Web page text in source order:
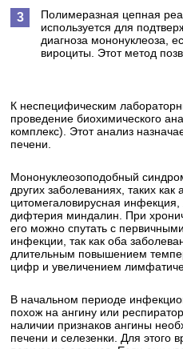
Полимеразная цепная
используется для
диагноза мононуклеоза,
вироциты. Этот метод
К неспецифическим
проведение биохимического
комплекс). Этот анализ
печени.
Мононуклеозоподобный
других заболеваниях, таких
цитомегаловирусная
дифтерия миндалин. При
его можно спутать с
инфекции, так как оба
длительным повышением
цифр и увеличением
В начальном периоде
похож на ангину или
наличии признаков ангины
печени и селезенки. Для этого